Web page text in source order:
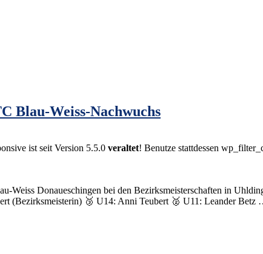
Blau-Weiss-Nachwuchs
ist seit Version 5.5.0 veraltet! Benutze stattdessen
Weiss Donaueschingen bei den Bezirksmeisterschaften in
(Bezirksmeisterin) 🥉 U14: Anni Teubert 🥈 U11: Leander Betz